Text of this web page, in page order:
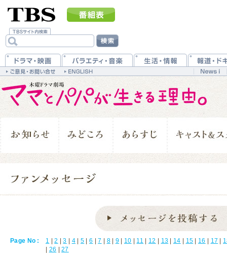
Page No : 1 |2 |3 | 4| 5 |6 |7 | 8| 9 | 10 | 11 | 12 | 13 | 14 | 15 | 16 | 17 |
| 26 |27